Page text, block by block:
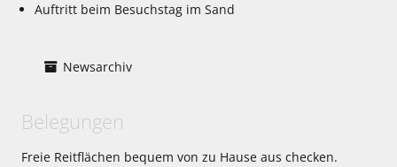
Auftritt beim Besuchstag im Sand
Newsarchiv
Belegungen
Freie Reitflächen bequem von zu Hause aus checken.